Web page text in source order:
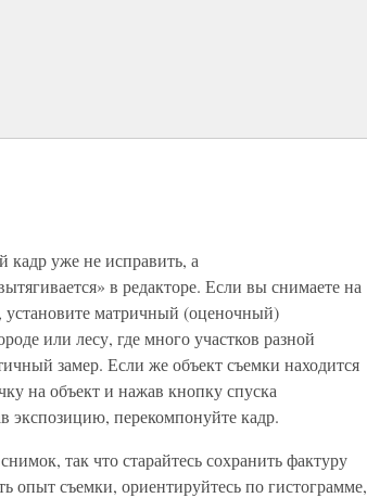
уже не исправить, а
в редакторе. Если вы снимаете на
установите матричный (оценочный)
или лесу, где много участков разной
замер. Если же объект съемки находится
на объект и нажав кнопку спуска
экспозицию, перекомпонуйте кадр.
так что старайтесь сохранить фактуру
опыт съемки, ориентируйтесь по гистограмме,